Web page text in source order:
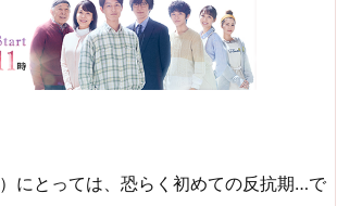
）にとっては、恐らく初めての反抗期…で